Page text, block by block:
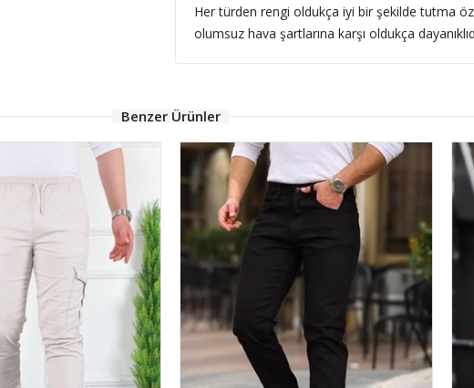
Her türden rengi oldukça iyi bir şekilde tutma
olumsuz hava şartlarına karşı oldukça
Benzer Ürünler